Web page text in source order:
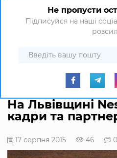
Не пропусти
Підписуйся на наші
На Львівщині
кадри та
17 серпня 2015 46 0